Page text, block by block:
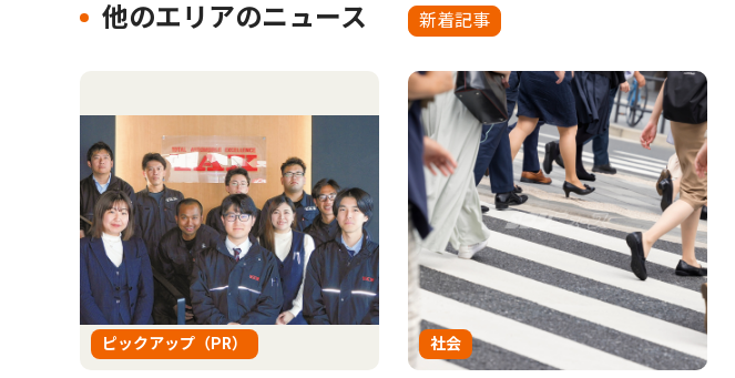
他のエリアのニュース 新着記事
ピックアップ（PR） 社会